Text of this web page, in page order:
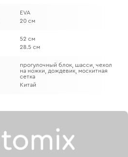
EVA
20 см
52 см
28.5 см
прогулочный блок, шасси, чехол
на ножки, дождевик, москитная
сетка
Китай